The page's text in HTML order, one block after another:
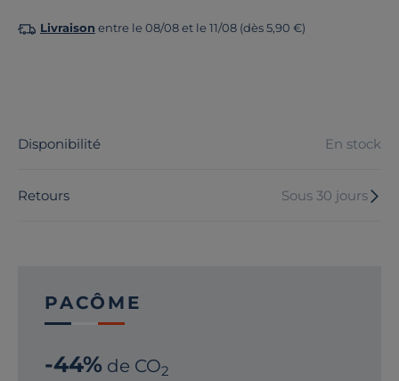
Livraison entre le 08/08 et le 11/08 (dès 5,90 €)
Disponibilité En stock
Retours Sous 30 jours
PACÔME
-44% de CO2